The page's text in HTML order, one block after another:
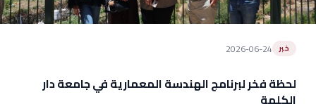
خبر 2026-06-24
لحظة فخر لبرنامج الهندسة المعمارية في جامعة دار
الكلمة